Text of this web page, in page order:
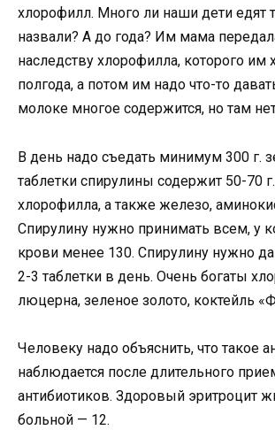
хлорофилл. Много ли наши дети едят
назвали? А до года? Им мама
наследству хлорофилла, которого им
полгода, а потом им надо что-то
молоке многое содержится, но там
В день надо съедать минимум 300 г.
таблетки спирулины содержит 50-70
хлорофилла, а также железо,
Спирулину нужно принимать всем, у
крови менее 130. Спирулину нужно
2-3 таблетки в день. Очень богаты
люцерна, зеленое золото, коктейль
Человеку надо объяснить, что такое
наблюдается после длительного
антибиотиков. Здоровый эритроцит
больной — 12.